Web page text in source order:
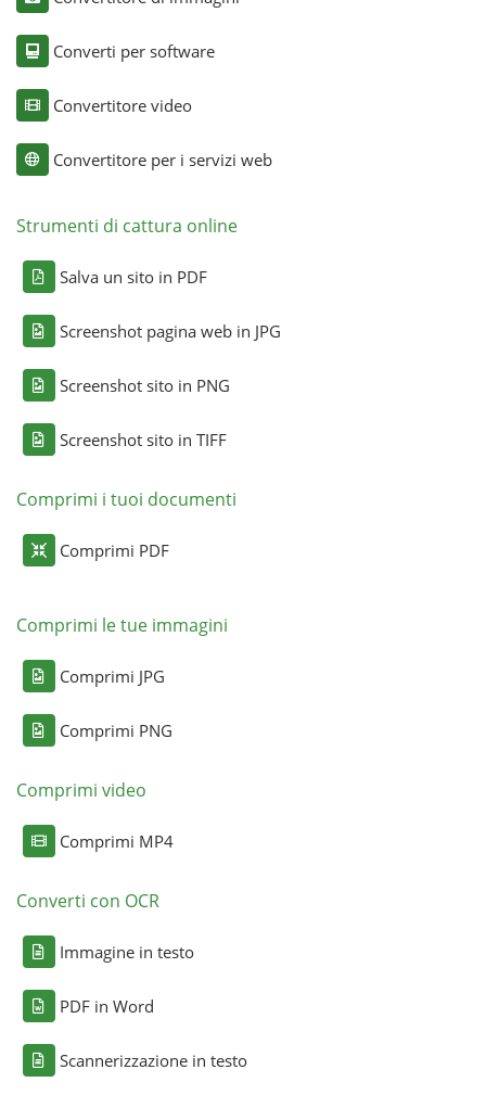
Converti per software
Convertitore video
Convertitore per i servizi web
Strumenti di cattura online
Salva un sito in PDF
Screenshot pagina web in JPG
Screenshot sito in PNG
Screenshot sito in TIFF
Comprimi i tuoi documenti
Comprimi PDF
Comprimi le tue immagini
Comprimi JPG
Comprimi PNG
Comprimi video
Comprimi MP4
Converti con OCR
Immagine in testo
PDF in Word
Scannerizzazione in testo